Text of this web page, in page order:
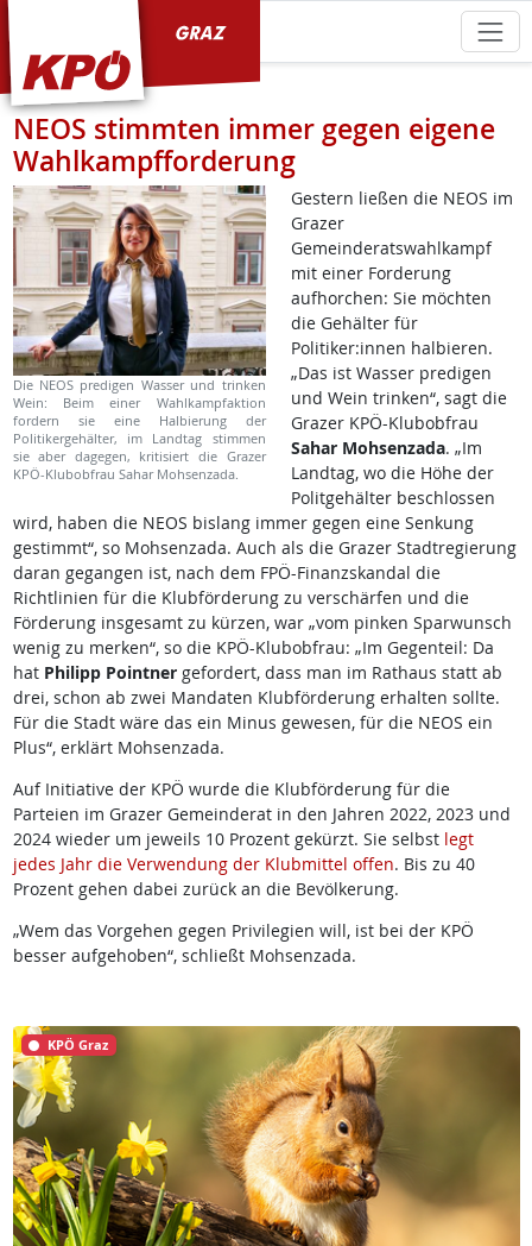
NEOS stimmten immer gegen eigene
Wahlkampfforderung
Die NEOS predigen Wasser und trinken
Wein: Beim einer Wahlkampfaktion
fordern sie eine Halbierung der
Politikergehälter, im Landtag stimmen
sie aber dagegen, kritisiert die Grazer
KPÖ-Klubobfrau Sahar Mohsenzada.
Gestern ließen die NEOS im
Grazer
Gemeinderatswahlkampf
mit einer Forderung
aufhorchen: Sie möchten
die Gehälter für
Politiker:innen halbieren.
„Das ist Wasser predigen
und Wein trinken“, sagt die
Grazer KPÖ-Klubobfrau
Sahar Mohsenzada. „Im
Landtag, wo die Höhe der
Politgehälter beschlossen
wird, haben die NEOS bislang immer gegen eine Senkung
gestimmt“, so Mohsenzada. Auch als die Grazer Stadtregierung
daran gegangen ist, nach dem FPÖ-Finanzskandal die
Richtlinien für die Klubförderung zu verschärfen und die
Förderung insgesamt zu kürzen, war „vom pinken Sparwunsch
wenig zu merken“, so die KPÖ-Klubobfrau: „Im Gegenteil: Da
hat Philipp Pointner gefordert, dass man im Rathaus statt ab
drei, schon ab zwei Mandaten Klubförderung erhalten sollte.
Für die Stadt wäre das ein Minus gewesen, für die NEOS ein
Plus“, erklärt Mohsenzada.
Auf Initiative der KPÖ wurde die Klubförderung für die
Parteien im Grazer Gemeinderat in den Jahren 2022, 2023 und
2024 wieder um jeweils 10 Prozent gekürzt. Sie selbst legt
jedes Jahr die Verwendung der Klubmittel offen. Bis zu 40
Prozent gehen dabei zurück an die Bevölkerung.
„Wem das Vorgehen gegen Privilegien will, ist bei der KPÖ
besser aufgehoben“, schließt Mohsenzada.
KPÖ Graz